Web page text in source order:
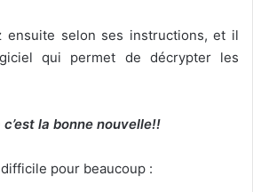
ensuite selon ses instructions, et il
qui permet de décrypter les
la bonne nouvelle!!
pour beaucoup :